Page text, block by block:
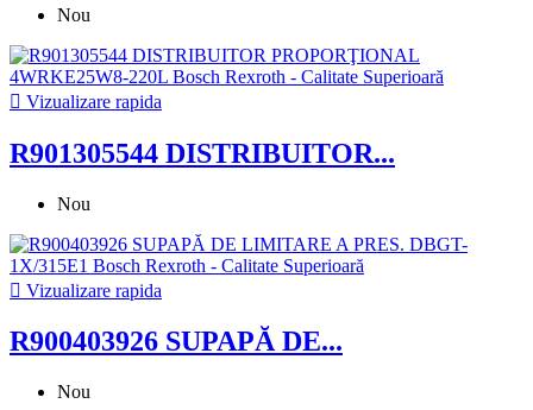
Nou
 Vizualizare rapida
R901305544 DISTRIBUITOR...
Nou
 Vizualizare rapida
R900403926 SUPAPĂ DE...
Nou